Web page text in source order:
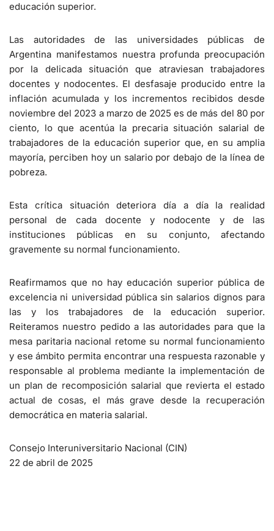
educación superior.
Las autoridades de las universidades públicas de
Argentina manifestamos nuestra profunda preocupación
por la delicada situación que atraviesan trabajadores
docentes y nodocentes. El desfasaje producido entre la
inflación acumulada y los incrementos recibidos desde
noviembre del 2023 a marzo de 2025 es de más del 80 por
ciento, lo que acentúa la precaria situación salarial de
trabajadores de la educación superior que, en su amplia
mayoría, perciben hoy un salario por debajo de la línea de
pobreza.
Esta crítica situación deteriora día a día la realidad
personal de cada docente y nodocente y de las
instituciones públicas en su conjunto, afectando
gravemente su normal funcionamiento.
Reafirmamos que no hay educación superior pública de
excelencia ni universidad pública sin salarios dignos para
las y los trabajadores de la educación superior.
Reiteramos nuestro pedido a las autoridades para que la
mesa paritaria nacional retome su normal funcionamiento
y ese ámbito permita encontrar una respuesta razonable y
responsable al problema mediante la implementación de
un plan de recomposición salarial que revierta el estado
actual de cosas, el más grave desde la recuperación
democrática en materia salarial.
Consejo Interuniversitario Nacional (CIN)
22 de abril de 2025